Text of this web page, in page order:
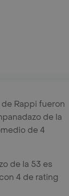
Rappi fueron
de la
de 4
de la 53 es
4 de rating